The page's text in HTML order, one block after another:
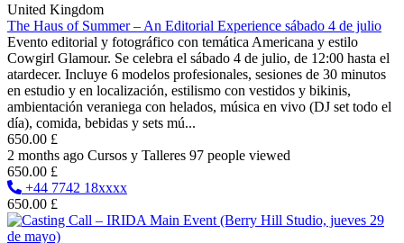
United Kingdom
The Haus of Summer – An Editorial Experience sábado 4 de julio
Evento editorial y fotográfico con temática Americana y estilo
Cowgirl Glamour. Se celebra el sábado 4 de julio, de 12:00 hasta el
atardecer. Incluye 6 modelos profesionales, sesiones de 30 minutos
en estudio y en localización, estilismo con vestidos y bikinis,
ambientación veraniega con helados, música en vivo (DJ set todo el
día), comida, bebidas y sets mú...
650.00 £
2 months ago Cursos y Talleres 97 people viewed
650.00 £
+44 7742 18xxxx
650.00 £